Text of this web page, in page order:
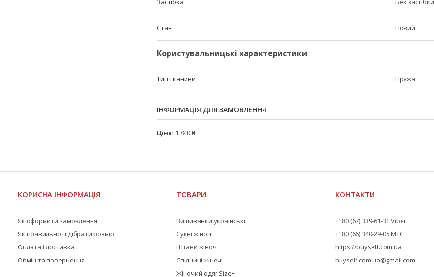
Застібка Без застібки
Стан Новий
Користувальницькі характеристики
Тип тканини Пряжа
ІНФОРМАЦІЯ ДЛЯ ЗАМОВЛЕННЯ
Ціна: 1 840 ₴
КОРИСНА ІНФОРМАЦІЯ
Як оформити замовлення
Як правильно підібрати розмір
Оплата і доставка
Обмін та повернення
ТОВАРИ
Вишиванки українські
Сукні жіночі
Штани жіночі
Спідниці жіночі
Жіночий одяг Size+
КОНТАКТИ
+380 (67) 339-61-31 Viber
+380 (66) 340-29-06 МТС
https://buyself.com.ua
buyself.com.ua@gmail.com